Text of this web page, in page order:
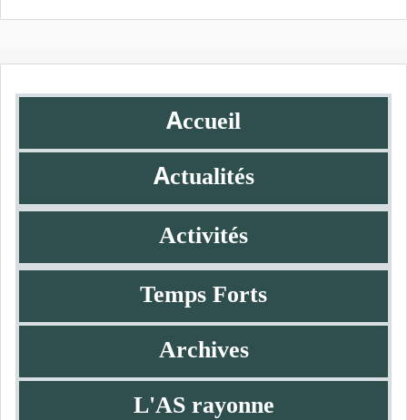
Accueil
Actualités
Activités
Temps Forts
Archives
L'AS rayonne